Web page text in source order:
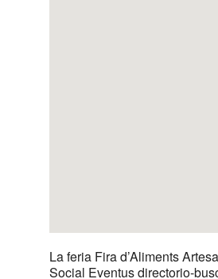
La feria Fira d’Aliments
Social Eventus directorio-